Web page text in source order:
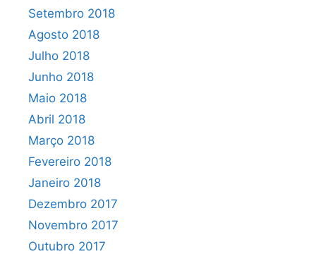
Setembro 2018
Agosto 2018
Julho 2018
Junho 2018
Maio 2018
Abril 2018
Março 2018
Fevereiro 2018
Janeiro 2018
Dezembro 2017
Novembro 2017
Outubro 2017